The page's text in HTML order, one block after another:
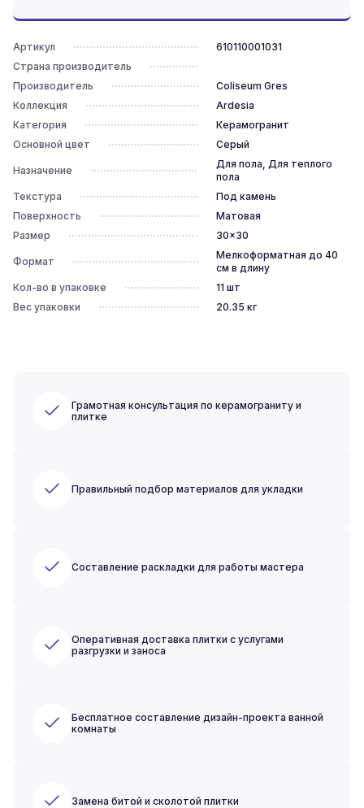
Артикул
610110001031
Страна производитель
Производитель
Coliseum Gres
Коллекция
Ardesia
Категория
Керамогранит
Основной цвет
Серый
Назначение
Для пола, Для теплого
пола
Текстура
Под камень
Поверхность
Матовая
Размер
30x30
Формат
Мелкоформатная до 40
см в длину
Кол-во в упаковке
11 шт
Вес упаковки
20.35 кг
Грамотная консультация по керамограниту и
плитке
Правильный подбор материалов для укладки
Составление раскладки для работы мастера
Оперативная доставка плитки с услугами
разгрузки и заноса
Бесплатное составление дизайн-проекта ванной
комнаты
Замена битой и сколотой плитки